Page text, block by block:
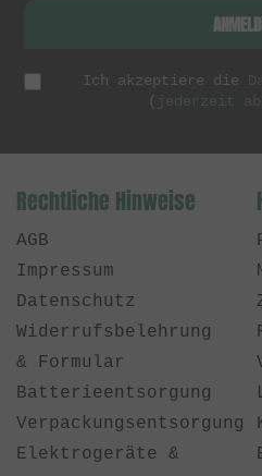
Ich akzeptiere die
(
jederzeit
Rechtliche Hinweise
AGB
Impressum
Datenschutz
Widerrufsbelehrung
& Formular
Batterieentsorgung
Verpackungsentsorgung
Elektrogeräte &